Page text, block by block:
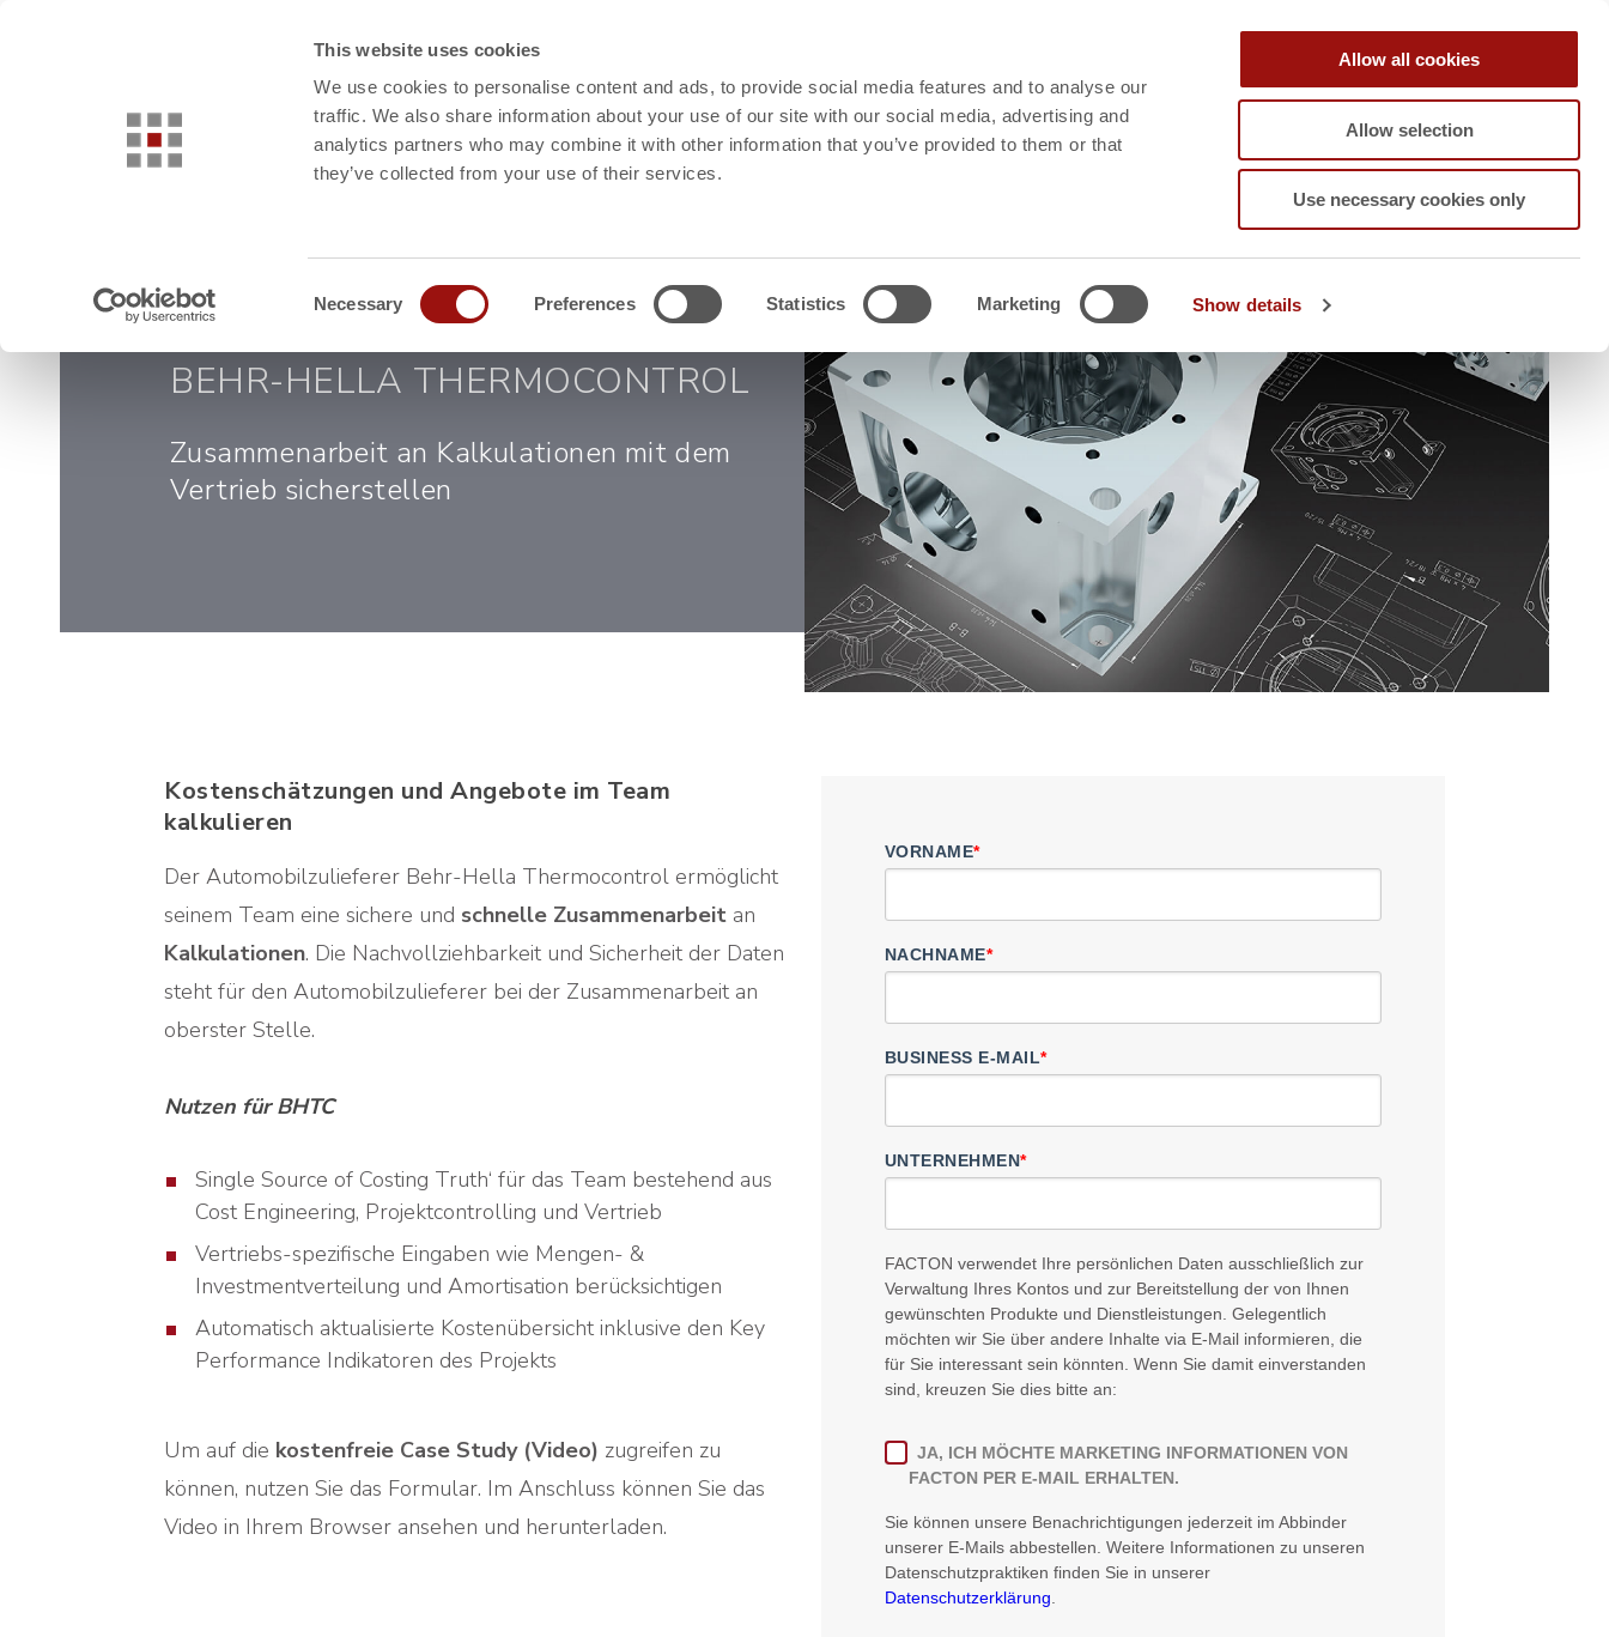
This website uses cookies
We use cookies to personalise content and ads, to provide social media features and to analyse our
traffic. We also share information about your use of our site with our social media, advertising and
analytics partners who may combine it with other information that you’ve provided to them or that
they’ve collected from your use of their services.
Necessary Preferences Statistics Marketing Show details
Allow all cookies
Allow selection
Use necessary cookies only
INDUSTRIEN USE CASES SOFTWARE & SERVICES RESSOURCEN UNTERNEHMEN SUPPORT
ANFRAGEN
BEHR-HELLA THERMOCONTROL
Zusammenarbeit an Kalkulationen mit dem
Vertrieb sicherstellen
Kostenschätzungen und Angebote im Team
kalkulieren
Der Automobilzulieferer Behr-Hella Thermocontrol ermöglicht
seinem Team eine sichere und schnelle Zusammenarbeit an
Kalkulationen. Die Nachvollziehbarkeit und Sicherheit der Daten
steht für den Automobilzulieferer bei der Zusammenarbeit an
oberster Stelle.
Nutzen für BHTC
Single Source of Costing Truth‘ für das Team bestehend aus
Cost Engineering, Projektcontrolling und Vertrieb
Vertriebs-spezifische Eingaben wie Mengen- &
Investmentverteilung und Amortisation berücksichtigen
Automatisch aktualisierte Kostenübersicht inklusive den Key
Performance Indikatoren des Projekts
Um auf die kostenfreie Case Study (Video) zugreifen zu
können, nutzen Sie das Formular. Im Anschluss können Sie das
Video in Ihrem Browser ansehen und herunterladen.
VORNAME*
NACHNAME*
BUSINESS E-MAIL*
UNTERNEHMEN*
FACTON verwendet Ihre persönlichen Daten ausschließlich zur
Verwaltung Ihres Kontos und zur Bereitstellung der von Ihnen
gewünschten Produkte und Dienstleistungen. Gelegentlich
möchten wir Sie über andere Inhalte via E-Mail informieren, die
für Sie interessant sein könnten. Wenn Sie damit einverstanden
sind, kreuzen Sie dies bitte an:
JA, ICH MÖCHTE MARKETING INFORMATIONEN VON
FACTON PER E-MAIL ERHALTEN.
Sie können unsere Benachrichtigungen jederzeit im Abbinder
unserer E-Mails abbestellen. Weitere Informationen zu unseren
Datenschutzpraktiken finden Sie in unserer
Datenschutzerklärung